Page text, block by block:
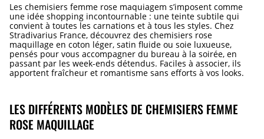
Les chemisiers femme rose maquiagem s’imposent comme
une idée shopping incontournable : une teinte subtile qui
convient à toutes les carnations et à tous les styles. Chez
Stradivarius France, découvrez des chemisiers rose
maquillage en coton léger, satin fluide ou soie luxueuse,
pensés pour vous accompagner du bureau à la soirée, en
passant par les week-ends détendus. Faciles à associer, ils
apportent fraîcheur et romantisme sans efforts à vos looks.
LES DIFFÉRENTS MODÈLES DE CHEMISIERS FEMME
ROSE MAQUILLAGE